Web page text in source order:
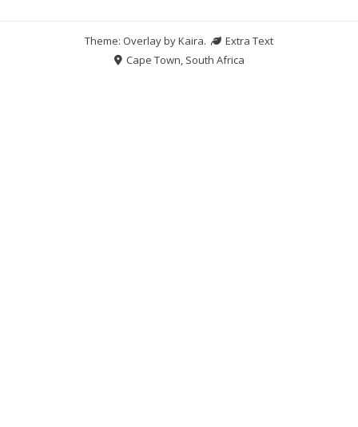
Theme: Overlay byKaira.
Extra Text
Cape Town, South Africa